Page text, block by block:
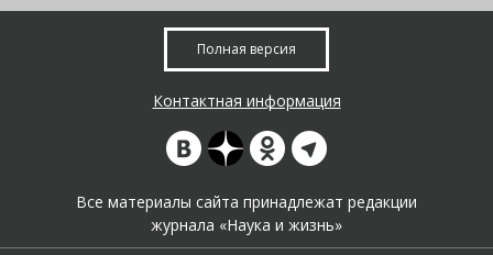
Полная версия
Контактная информация
Все материалы сайта принадлежат редакции
журнала «Наука и жизнь»